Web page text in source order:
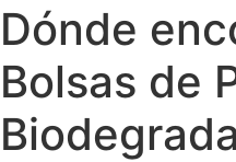
Dónde
Bolsas de